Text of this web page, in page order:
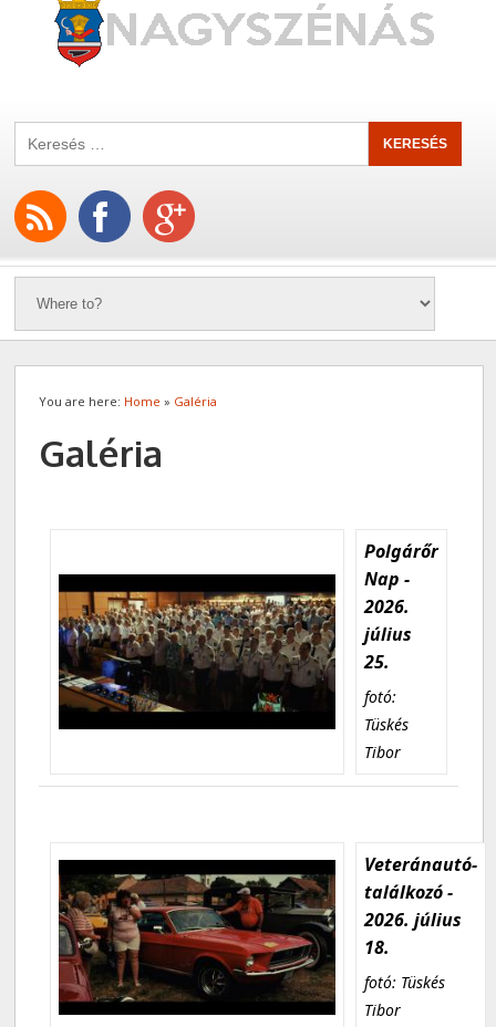
You are here: Home » Galéria
Galéria
Polgárőr
Nap -
2026.
július
25.
fotó:
Tüskés
Tibor
Veteránautó-
találkozó -
2026. július
18.
fotó: Tüskés
Tibor